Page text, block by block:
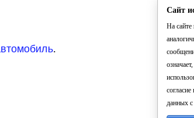
.
Сайт
На
данных